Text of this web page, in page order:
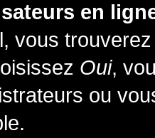
en
vous
Oui,
ou